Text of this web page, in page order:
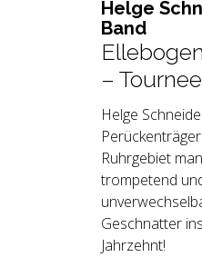
Helge
Band
–
Helge
Ruhrgebiet
trompetend
Geschnatter
Jahrzehnt!